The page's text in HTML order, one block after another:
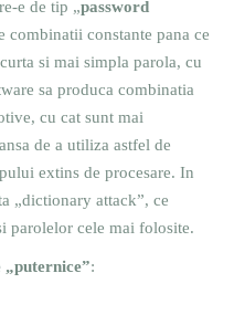
e de tip „password
combinatii constante pana ce
si mai simpla parola, cu
sa produca combinatia
cu cat sunt mai
de a utiliza astfel de
extins de procesare. In
„dictionary attack”, ce
parolelor cele mai folosite.
„puternice”: